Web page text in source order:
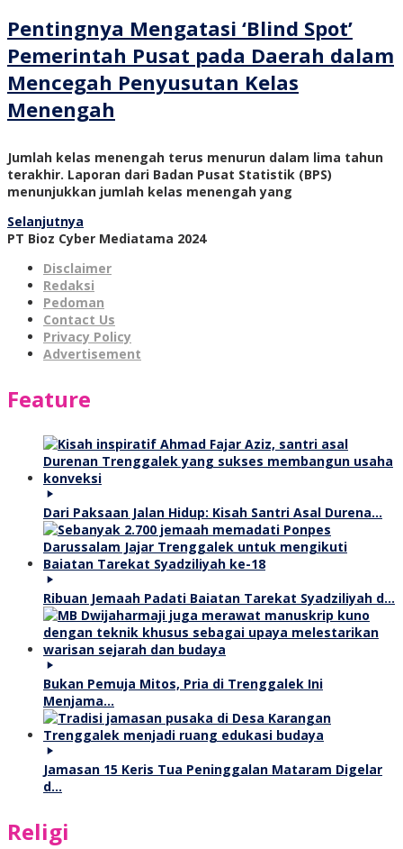
Pentingnya Mengatasi ‘Blind Spot’
Pemerintah Pusat pada Daerah dalam
Mencegah Penyusutan Kelas
Menengah
Jumlah kelas menengah terus menurun dalam lima tahun
terakhir. Laporan dari Badan Pusat Statistik (BPS)
menunjukkan jumlah kelas menengah yang
Selanjutnya
PT Bioz Cyber Mediatama 2024
Disclaimer
Redaksi
Pedoman
Contact Us
Privacy Policy
Advertisement
Feature
Dari Paksaan Jalan Hidup: Kisah Santri Asal Durena…
Ribuan Jemaah Padati Baiatan Tarekat Syadziliyah d…
Bukan Pemuja Mitos, Pria di Trenggalek Ini
Menjama…
Jamasan 15 Keris Tua Peninggalan Mataram Digelar
d…
Religi